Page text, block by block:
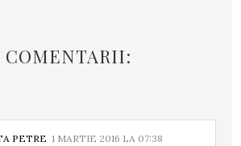
COMENTARII:
PETRE 1 MARTIE 2016 LA 07:38